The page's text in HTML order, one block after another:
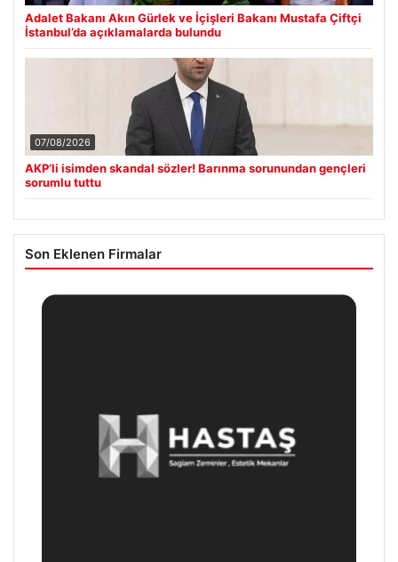
Adalet Bakanı Akın Gürlek ve İçişleri Bakanı Mustafa Çiftçi
İstanbul’da açıklamalarda bulundu
07/08/2026
AKP’li isimden skandal sözler! Barınma sorunundan gençleri
sorumlu tuttu
Son Eklenen Firmalar